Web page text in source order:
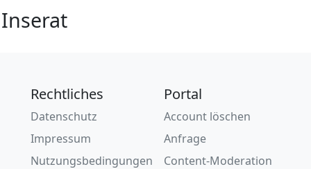
Inserat
Rechtliches
Datenschutz
Impressum
Nutzungsbedingungen
Portal
Account löschen
Anfrage
Content-Moderation